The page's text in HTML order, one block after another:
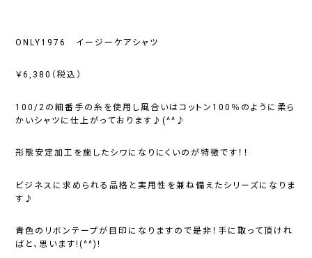
ONLY1976 イージーケアシャツ
￥6,380（税込）
100/2の細番手の糸を使用し風合いはコットン100％のように柔ら
かいシャツに仕上がっております♪(^^♪
形態安定加工を施したシワになりにくいのが特徴です！！
ビジネスに求められる品格と実用性を兼ね備えたシリーズになりま
す♪
青色のリボンテープが目印になりますので是非！手に取って頂けれ
ばと、思います!(^^)!